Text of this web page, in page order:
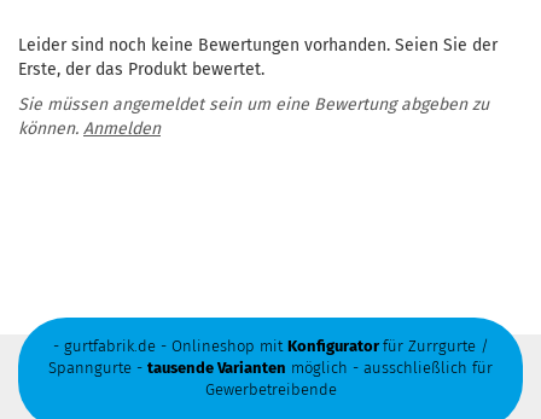
Leider sind noch keine Bewertungen vorhanden. Seien Sie der
Erste, der das Produkt bewertet.
Sie müssen angemeldet sein um eine Bewertung abgeben zu
können. Anmelden
- gurtfabrik.de - Onlineshop mit Konfiguratorfür Zurrgurte /
Spanngurte - tausende Varianten möglich - ausschließlich für
Gewerbetreibende